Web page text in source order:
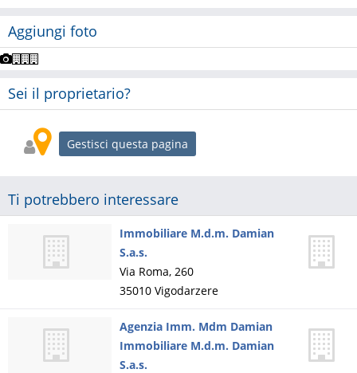
Aggiungi foto
Sei il proprietario?
Gestisci questa pagina
Ti potrebbero interessare
Immobiliare M.d.m. Damian
S.a.s.
Via Roma, 260
35010 Vigodarzere
Agenzia Imm. Mdm Damian
Immobiliare M.d.m. Damian
S.a.s.